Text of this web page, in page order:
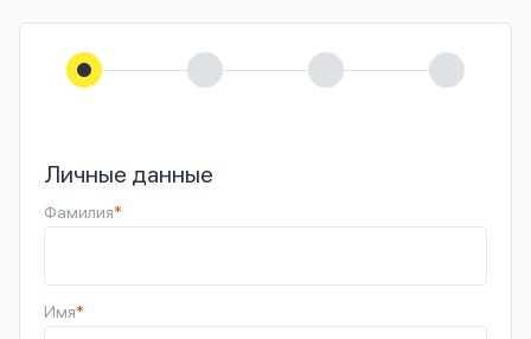
Личные данные
Фамилия*
Имя*